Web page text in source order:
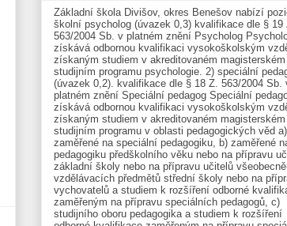
Základní škola Divišov, okres Benešov nabízí
školní psycholog (úvazek 0,3) kvalifikace dle § 19
563/2004 Sb. v platném znění Psycholog
získává odbornou kvalifikaci vysokoškolským
získaným studiem v akreditovaném magisterském
studijním programu psychologie. 2) speciální
(úvazek 0,2). kvalifikace dle § 18 Z. 563/2004 Sb.
platném znění Speciální pedagog Speciální
získává odbornou kvalifikaci vysokoškolským
získaným studiem v akreditovaném magisterském
studijním programu v oblasti pedagogických věd a)
zaměřené na speciální pedagogiku, b) zaměřené
pedagogiku předškolního věku nebo na přípravu
základní školy nebo na přípravu učitelů
vzdělávacích předmětů střední školy nebo na
vychovatelů a studiem k rozšíření odborné
zaměřeným na přípravu speciálních pedagogů, c)
studijního oboru pedagogika a studiem k rozšíření